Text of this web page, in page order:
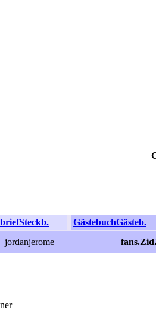
Steckb. GästebuchGästeb.
jordanjerome